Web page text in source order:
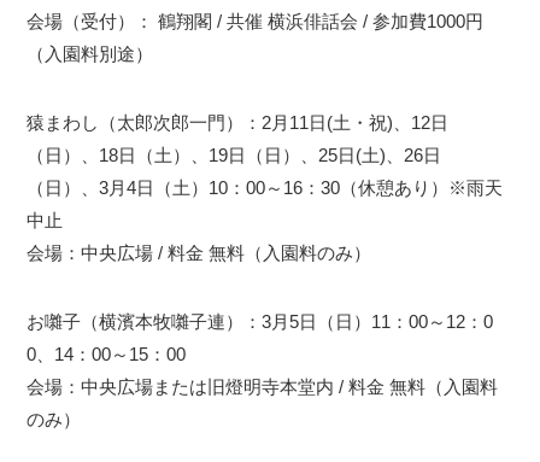
会場（受付）： 鶴翔閣 / 共催 横浜俳話会 / 参加費1000円
（入園料別途）
猿まわし（太郎次郎一門）：2月11日(土・祝)、12日
（日）、18日（土）、19日（日）、25日(土)、26日
（日）、3月4日（土）10：00～16：30（休憩あり）※雨天
中止
会場：中央広場 / 料金 無料（入園料のみ）
お囃子（横濱本牧囃子連）：3月5日（日）11：00～12：0
0、14：00～15：00
会場：中央広場または旧燈明寺本堂内 / 料金 無料（入園料
のみ）